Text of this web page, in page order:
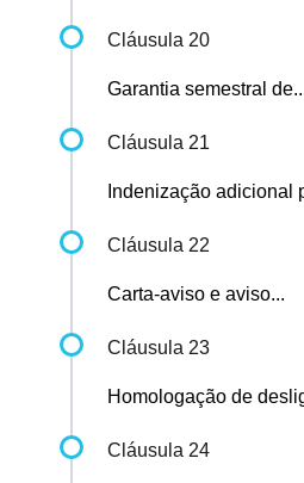
Cláusula 20
Garantia semestral
Cláusula 21
Indenização adicional
Cláusula 22
Carta-aviso e aviso...
Cláusula 23
Homologação de
Cláusula 24